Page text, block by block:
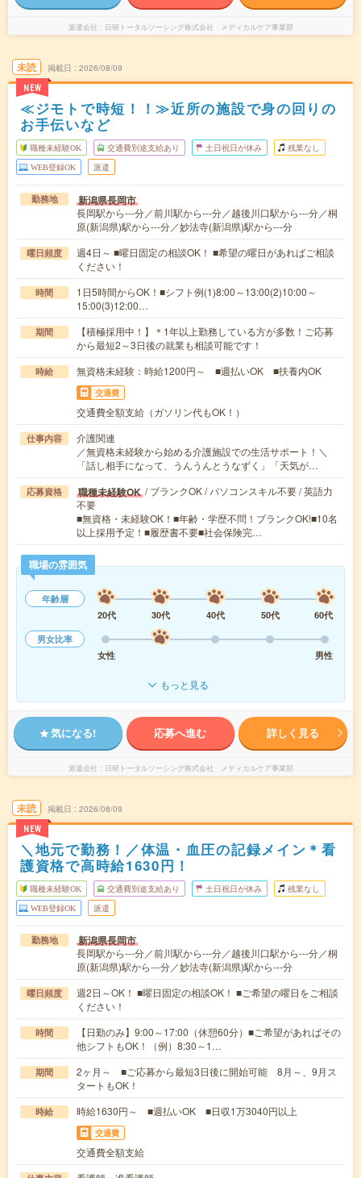
派遣会社 日研トータルソーシング株式会社 メディカルケア事業部
未読
NEW
掲載日 2026/08/09
≪ジモトで時短！！≫近所の施設で身の回りの
お手伝いなど
職種未経験OK 交通費別途支給あり 土日祝日が休み 残業なし
WEB登録OK 派遣
勤務地 新潟県長岡市
長岡駅から---分／前川駅から---分／越後川口駅から---分／桐
原(新潟県)駅から---分／妙法寺(新潟県)駅から---分
曜日頻度
週4日～ ■曜日固定の相談OK！ ■希望の曜日があればご相談
ください！
時間
1日5時間からOK！■シフト例(1)8:00～13:00(2)10:00～
15:00(3)12:00…
期間
【積極採用中！】＊1年以上勤務している方が多数！ご応募
から最短2～3日後の就業も相談可能です！
時給 無資格未経験：時給1200円～ ■週払いOK ■扶養内OK
交通費
交通費全額支給（ガソリン代もOK！）
仕事内容
介護関連
／無資格未経験から始める介護施設での生活サポート！＼
「話し相手になって、うんうんとうなずく」「天気が…
応募資格 職種未経験OK / ブランクOK / パソコンスキル不要 / 英語力
不要
■無資格・未経験OK！■年齢・学歴不問！ブランクOK!■10名
以上採用予定！■履歴書不要■社会保険完…
職場の雰囲気
年齢層
20代
30代 40代 50代
60代
男女比率
女性
男性
もっと見る
気になる! 応募へ進む 詳しく見る
派遣会社 日研トータルソーシング株式会社 メディカルケア事業部
未読
NEW
掲載日 2026/08/09
＼地元で勤務！／体温・血圧の記録メイン＊看
護資格で高時給1630円！
職種未経験OK 交通費別途支給あり 土日祝日が休み 残業なし
WEB登録OK 派遣
勤務地 新潟県長岡市
長岡駅から---分／前川駅から---分／越後川口駅から---分／桐
原(新潟県)駅から---分／妙法寺(新潟県)駅から---分
曜日頻度
週2日～OK！ ■曜日固定の相談OK！ ■ご希望の曜日をご相談
ください！
時間
【日勤のみ】9:00～17:00（休憩60分）■ご希望があればその
他シフトもOK！（例）8:30～1…
期間
2ヶ月～ ■ご応募から最短3日後に開始可能 8月～、9月ス
タートもOK！
時給 時給1630円～ ■週払いOK ■日収1万3040円以上
交通費
交通費全額支給